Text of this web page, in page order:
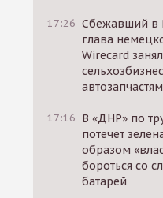
17:26 Сбежавший в
глава
Wirecard
17:16 В «ДНР» по
потечет
образом
бороться со
батарей